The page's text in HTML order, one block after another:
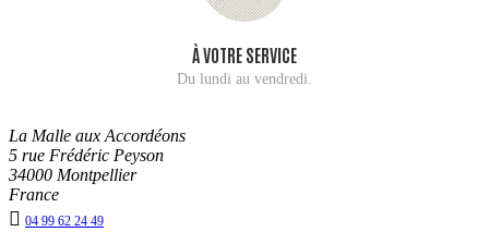
À VOTRE SERVICE
Du lundi au vendredi.
La Malle aux Accordéons
5 rue Frédéric Peyson
34000 Montpellier
France
 04 99 62 24 49